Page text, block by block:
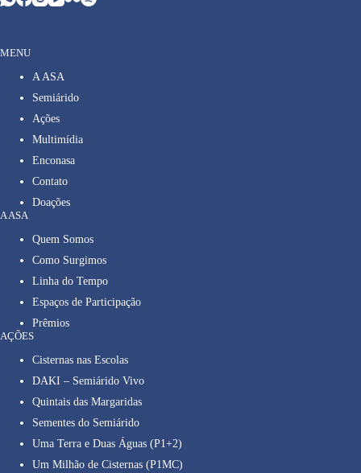
MENU
A ASA
Semiárido
Ações
Multimídia
Enconasa
Contato
Doações
A ASA
Quem Somos
Como Surgimos
Linha do Tempo
Espaços de Participação
Prêmios
AÇÕES
Cisternas nas Escolas
DAKI – Semiárido Vivo
Quintais das Margaridas
Sementes do Semiárido
Uma Terra e Duas Águas (P1+2)
Um Milhão de Cisternas (P1MC)